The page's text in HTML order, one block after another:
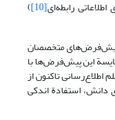
رابطه‌ای[10]
)
پیش‌فرض‌های متخصصان
این پیش‌فرض‌ها با
تاکنون از
استفادة اندکی